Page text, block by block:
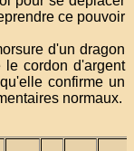
ce pouvoir
d'un dragon
le cordon d'argent
confirme un
normaux.